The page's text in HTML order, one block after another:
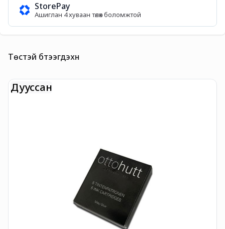
StorePay
Ашиглан 4 хуваан төлөх боломжтой
Төстэй бүтээгдэхүүн
Дууссан